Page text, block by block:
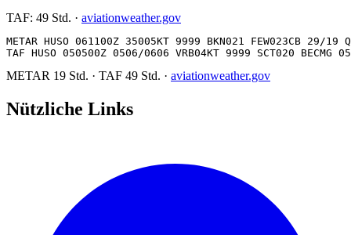
TAF: 49 Std. · aviationweather.gov
METAR HUSO 061100Z 35005KT 9999 BKN021 FEW023CB 29/19
TAF HUSO 050500Z 0506/0606 VRB04KT 9999 SCT020 BECMG
METAR 19 Std. · TAF 49 Std. · aviationweather.gov
Nützliche Links